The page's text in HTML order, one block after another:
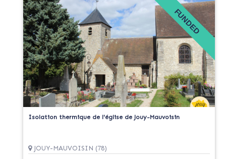
FUNDED
Isolation thermique de l'église de Jouy-Mauvoisin
JOUY-MAUVOISIN (78)